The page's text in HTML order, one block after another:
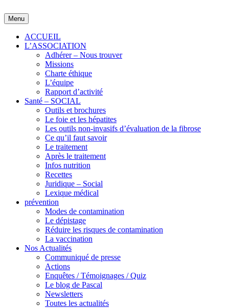
to
content
Menu
ACCUEIL
L’ASSOCIATION
Adhérer – Nous trouver
Missions
Charte éthique
L’équipe
Rapport d’activité
Santé – SOCIAL
Outils et brochures
Le foie et les hépatites
Les outils non-invasifs d’évaluation de la fibrose
Ce qu’il faut savoir
Le traitement
Après le traitement
Infos nutrition
Recettes
Juridique – Social
Lexique médical
prévention
Modes de contamination
Le dépistage
Réduire les risques de contamination
La vaccination
Nos Actualités
Communiqué de presse
Actions
Enquêtes / Témoignages / Quiz
Le blog de Pascal
Newsletters
Toutes les actualités